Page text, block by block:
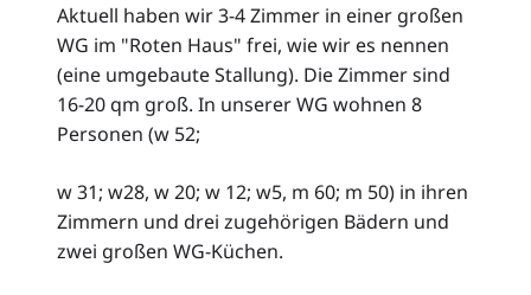
Aktuell haben wir 3-4 Zimmer in einer großen
WG im "Roten Haus" frei, wie wir es nennen
(eine umgebaute Stallung). Die Zimmer sind
16-20 qm groß. In unserer WG wohnen 8
Personen (w 52;
w 31; w28, w 20; w 12; w5, m 60; m 50) in ihren
Zimmern und drei zugehörigen Bädern und
zwei großen WG-Küchen.